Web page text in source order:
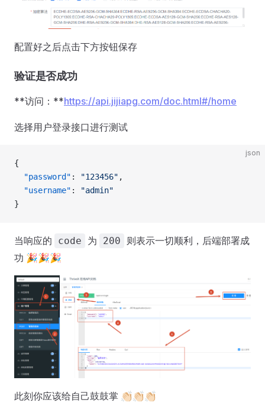
配置好之后点击下方按钮保存
验证是否成功
**访问：**https://api.jijiapg.com/doc.html#/home
选择用户登录接口进行测试
json
{
  "password"
: "123456" ,
  "username"
:
"admin"
}
当响应的 code 为 200
则表示一切顺利，后端部署成
功 🎉🎉🎉
此刻你应该给自己鼓鼓掌 👏🏻👏🏻👏🏻